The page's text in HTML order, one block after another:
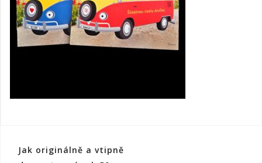
Navigace
Jak originálně a vtipně